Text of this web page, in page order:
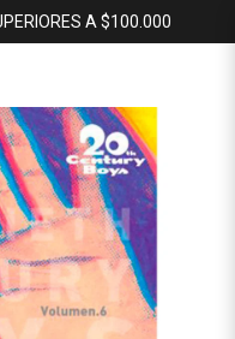
A $100.000